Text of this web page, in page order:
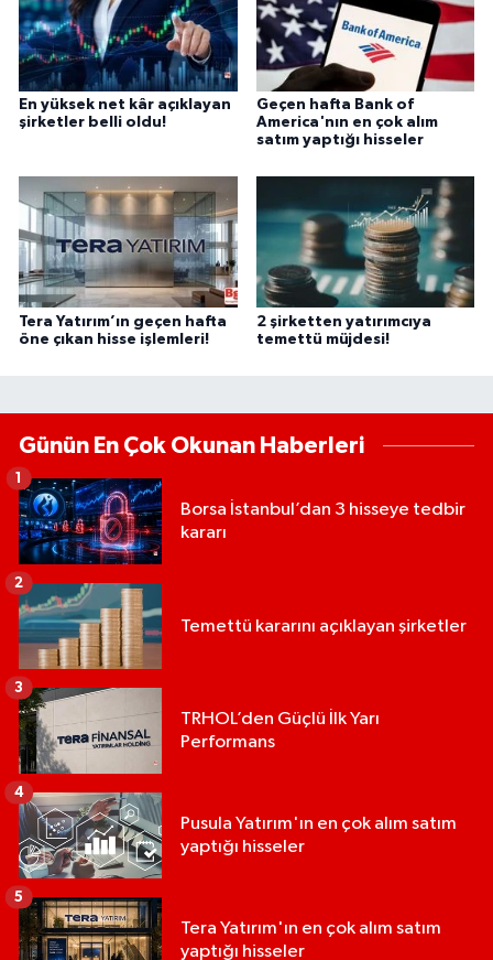
En yüksek net kâr açıklayan
şirketler belli oldu!
Geçen hafta Bank of
America'nın en çok alım
satım yaptığı hisseler
Tera Yatırım’ın geçen hafta
öne çıkan hisse işlemleri!
2 şirketten yatırımcıya
temettü müjdesi!
Günün En Çok Okunan Haberleri
Borsa İstanbul’dan 3 hisseye tedbir
kararı
1
Temettü kararını açıklayan şirketler
2
TRHOL’den Güçlü İlk Yarı
Performans
3
Pusula Yatırım'ın en çok alım satım
yaptığı hisseler
4
Tera Yatırım'ın en çok alım satım
yaptığı hisseler
5